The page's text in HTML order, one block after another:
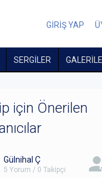
GİRİŞ YAP
SERGİLER
için Önerilen
Gülnihal Ç
5 Yorum / 0 Takipçi